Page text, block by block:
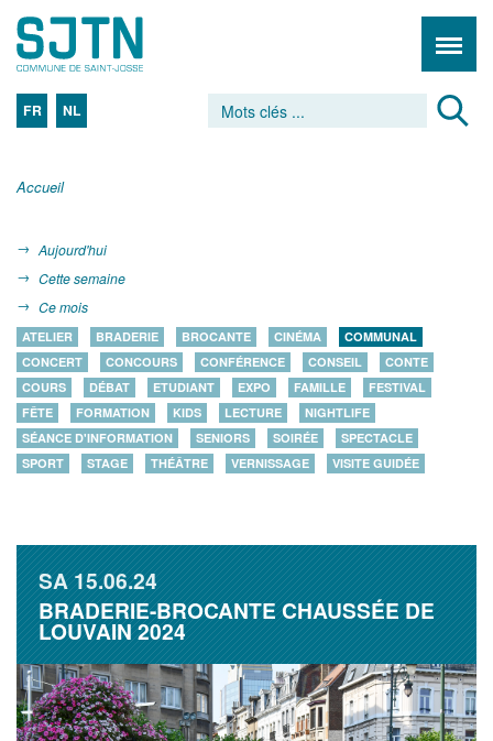
FR NL
Accueil
Aujourd'hui
Cette semaine
Ce mois
ATELIER BRADERIE BROCANTE CINÉMA
COMMUNAL
CONCERT
CONCOURS CONFÉRENCE CONSEIL
CONTE
COURS
DÉBAT ETUDIANT EXPO FAMILLE
FESTIVAL
FÊTE
FORMATION KIDS LECTURE
NIGHTLIFE
SÉANCE D'INFORMATION
SENIORS SOIRÉE
SPECTACLE
SPORT
STAGE THÉÂTRE VERNISSAGE VISITE GUIDÉE
SA15.06.24
BRADERIE-BROCANTE CHAUSSÉE DE
LOUVAIN 2024